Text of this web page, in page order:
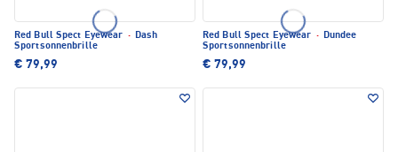
Red Bull Spect Eyewear · Dash
Sportsonnenbrille
€ 79,99
Red Bull Spect Eyewear · Dundee
Sportsonnenbrille
€ 79,99